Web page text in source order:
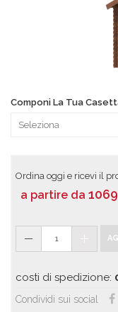
Componi La Tua
Ordina oggi e ricevi il
a partire da
1
costi di spedizione:
Condividi sui social